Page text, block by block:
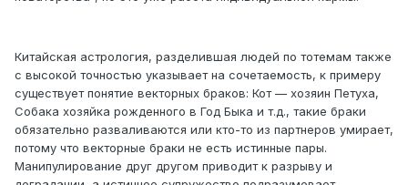
Китайская астрология, разделившая людей по тотемам также
с высокой точностью указывает на сочетаемость, к примеру
существует понятие векторных браков: Кот — хозяин Петуха,
Собака хозяйка рожденного в Год Быка и т.д., такие браки
обязательно разваливаются или кто-то из партнеров умирает,
потому что векторные браки не есть истинные пары.
Манипулирование друг другом приводит к разрыву и